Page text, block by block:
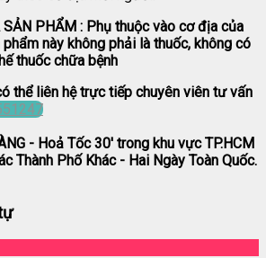
SẢN PHẨM : Phụ thuộc vào cơ địa của
này không phải là thuốc, không có
thuốc chữa bệnh
thể liên hệ trực tiếp chuyên viên tư vấn
- Hoả Tốc 30' trong khu vực TP.HCM
Thành Phố Khác - Hai Ngày Toàn Quốc.